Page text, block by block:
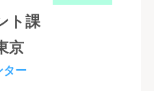
ト課
京
ター